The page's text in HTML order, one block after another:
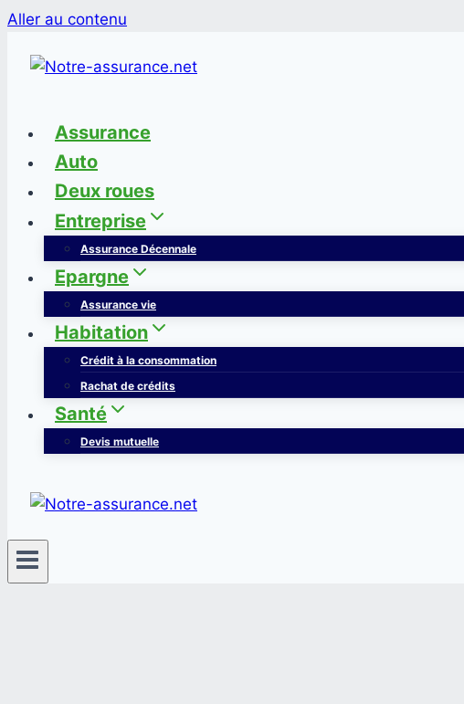
Aller au contenu
Assurance
Auto
Deux roues
Entreprise
Assurance Décennale
Epargne
Assurance vie
Habitation
Crédit à la consommation
Rachat de crédits
Santé
Devis mutuelle